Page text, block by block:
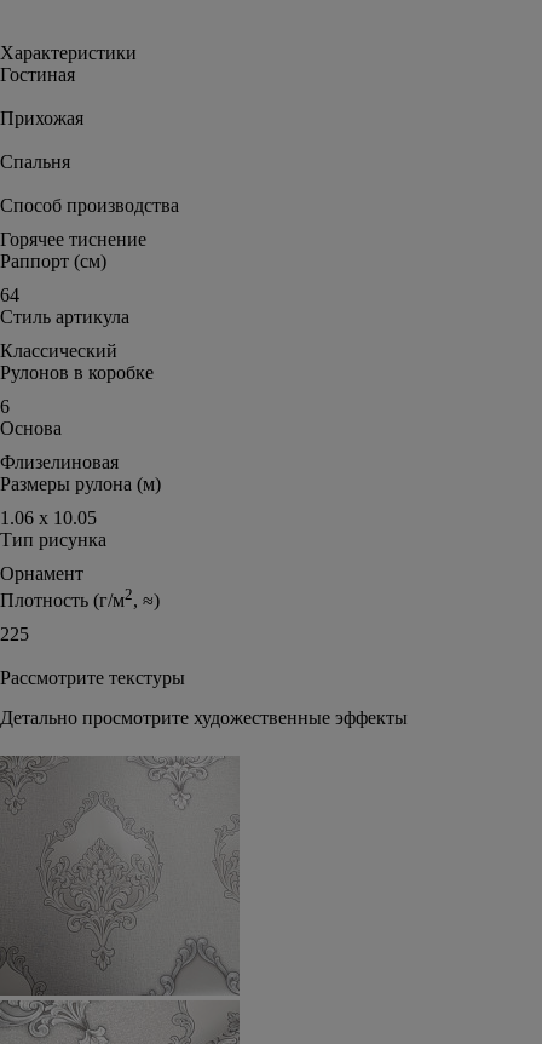
Характеристики
Гостиная
Прихожая
Спальня
Способ производства
Горячее тиснение
Раппорт (см)
64
Стиль артикула
Классический
Рулонов в коробке
6
Основа
Флизелиновая
Размеры рулона (м)
1.06 х 10.05
Тип рисунка
Орнамент
Плотность (г/м2, ≈)
225
Рассмотрите текстуры
Детально просмотрите художественные эффекты